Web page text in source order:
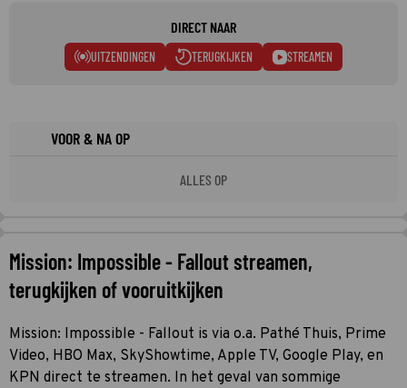
DIRECT NAAR
UITZENDINGEN TERUGKIJKEN STREAMEN
VOOR & NA OP
ALLES OP
Mission: Impossible - Fallout streamen,
terugkijken of vooruitkijken
Mission: Impossible - Fallout is via o.a. Pathé Thuis, Prime
Video, HBO Max, SkyShowtime, Apple TV, Google Play, en
KPN direct te streamen. In het geval van sommige